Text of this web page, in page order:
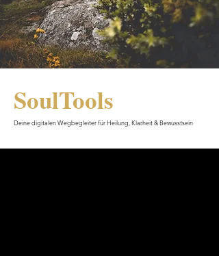
SoulTools
Deine digitalen Wegbegleiter für Heilung, Klarheit & Bewusstsein